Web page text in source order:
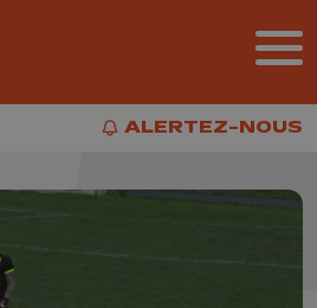
ALERTEZ-NOUS
ALERTEZ-NOUS